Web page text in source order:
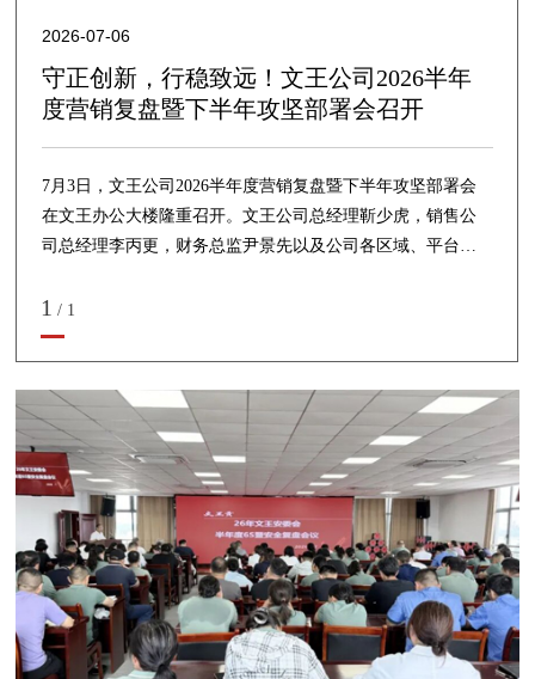
2026-07-06
守正创新，行稳致远！文王公司2026半年
度营销复盘暨下半年攻坚部署会召开
7月3日，文王公司2026半年度营销复盘暨下半年攻坚部署会
在文王办公大楼隆重召开。文王公司总经理靳少虎，销售公
司总经理李丙更，财务总监尹景先以及公司各区域、平台负
宗学主持大会，拉开大会帷幕。
1 / 1